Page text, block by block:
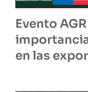
Evento
en las